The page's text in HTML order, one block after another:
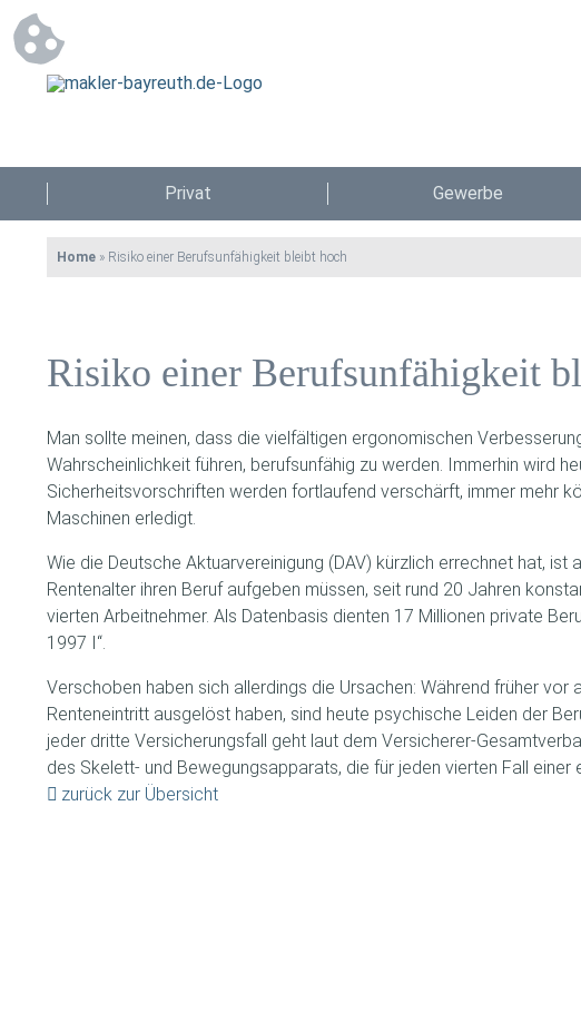
Privat Gewerbe
Home » Risiko einer Berufsunfähigkeit bleibt hoch
Risiko einer Berufsunfähigkeit
Man sollte meinen, dass die vielfältigen ergonomischen
Wahrscheinlichkeit führen, berufsunfähig zu werden. Immerhin wird
Sicherheitsvorschriften werden fortlaufend verschärft, immer mehr
Maschinen erledigt.
Wie die Deutsche Aktuarvereinigung (DAV) kürzlich errechnet hat, ist
Rentenalter ihren Beruf aufgeben müssen, seit rund 20 Jahren
vierten Arbeitnehmer. Als Datenbasis dienten 17 Millionen private
1997 I“.
Verschoben haben sich allerdings die Ursachen: Während früher
Renteneintritt ausgelöst haben, sind heute psychische Leiden der
jeder dritte Versicherungsfall geht laut dem Versicherer-
des Skelett- und Bewegungsapparats, die für jeden vierten Fall
zurück zur Übersicht